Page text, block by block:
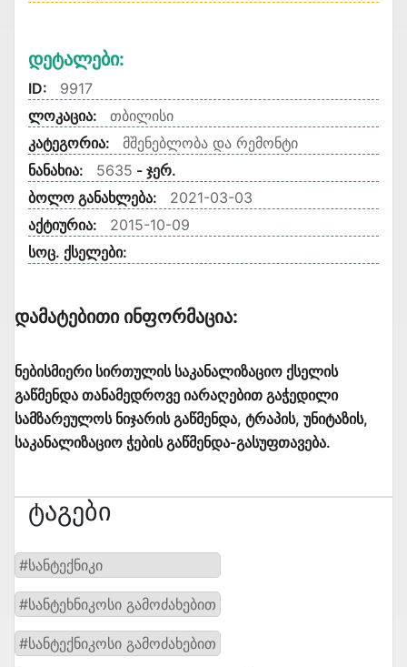
Დეტალები:
ID:
9917
ლოკაცია:
თბილისი
კატეგორია:
მშენებლობა და რემონტი
ნანახია:
5635 - ჯერ.
ბოლო განახლება:
2021-03-03
აქტიურია:
2015-10-09
სოც. ქსელები:
Დამატებითი Ინფორმაცია:
ნებისმიერი სირთულის საკანალიზაციო ქსელის
გაწმენდა თანამედროვე იარაღებით გაჭედილი
სამზარეულოს ნიჯარის გაწმენდა, ტრაპის, უნიტაზის,
საკანალიზაციო ჭების გაწმენდა-გასუფთავება.
Ტაგები
#სანტექნიკი
#სანტეხნიკოსი გამოძახებით
#სანტექნიკოსი გამოძახებით